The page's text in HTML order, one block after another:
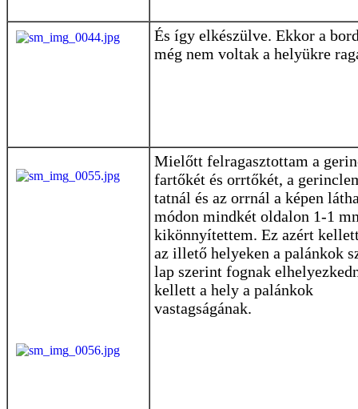
És így elkészülve. Ekkor a
még nem voltak a helyükre
Mielőtt felragasztottam a
fartőkét és orrtőkét, a
tatnál és az orrnál a képen
módon mindkét oldalon 1-1
kikönnyítettem. Ez azért
az illető helyeken a palánkok
lap szerint fognak
kellett a hely a palánkok
vastagságának.